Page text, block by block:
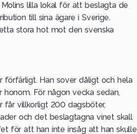
lilla lokal för att beslagta de
till sina ägare i Sverige.
stora hot mot den svenska
förfärligt. Han sover dåligt och hela
För någon vecka sedan,
får villkorligt 200 dagsböter,
och det beslagtagna vinet skall
för att han inte insåg att han skulle